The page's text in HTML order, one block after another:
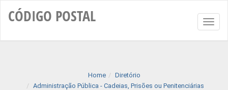
CÓDIGO POSTAL
Home
Diretório
Administração Pública - Cadeias, Prisões ou Penitenciárias